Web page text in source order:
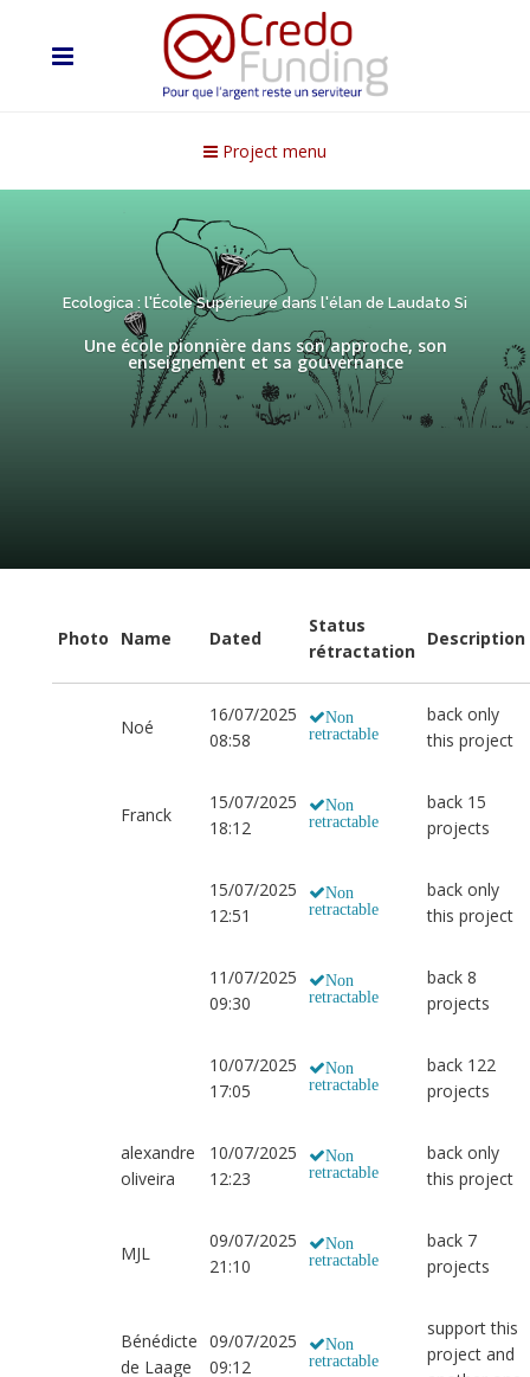
Project menu
Ecologica : l'École Supérieure dans l'élan de Laudato Si
Une école pionnière dans son approche, son
enseignement et sa gouvernance
Photo Name Dated
Status
rétractation
Description
Noé
16/07/2025
08:58
Non
retractable
back only
this project
Franck
15/07/2025
18:12
Non
retractable
back 15
projects
15/07/2025
12:51
Non
retractable
back only
this project
11/07/2025
09:30
Non
retractable
back 8
projects
10/07/2025
17:05
Non
retractable
back 122
projects
alexandre
oliveira
10/07/2025
12:23
Non
retractable
back only
this project
MJL
09/07/2025
21:10
Non
retractable
back 7
projects
Bénédicte
de Laage
09/07/2025
09:12
Non
retractable
support this
project and